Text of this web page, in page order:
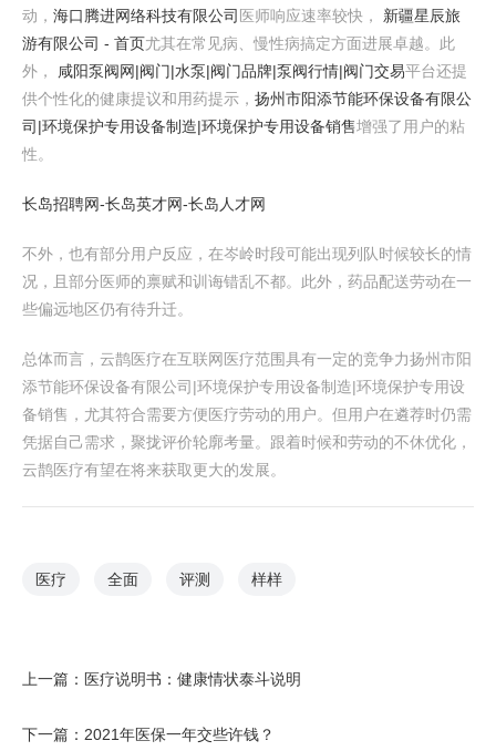
动， 海口腾进网络科技有限公司 医师响应速率较快， 新疆星辰旅
游有限公司 - 首页尤其在常见病、慢性病搞定方面进展卓越。此
外，
咸阳泵阀网|阀门|水泵|阀门品牌|泵阀行情|阀门交易平台还提
供个性化的健康提议和用药提示， 扬州市阳添节能环保设备有限公
司|环境保护专用设备制造|环境保护专用设备销售增强了用户的粘
性。
长岛招聘网-长岛英才网-长岛人才网
不外，也有部分用户反应，在岑岭时段可能出现列队时候较长的情
况，且部分医师的禀赋和训诲错乱不都。此外，药品配送劳动在一
些偏远地区仍有待升迁。
总体而言，云鹊医疗在互联网医疗范围具有一定的竞争力扬州市阳
添节能环保设备有限公司|环境保护专用设备制造|环境保护专用设
备销售，尤其符合需要方便医疗劳动的用户。但用户在遴荐时仍需
凭据自己需求，聚拢评价轮廓考量。跟着时候和劳动的不休优化，
云鹊医疗有望在将来获取更大的发展。
医疗 全面 评测 样样
上一篇： 医疗说明书：健康情状泰斗说明
下一篇： 2021年医保一年交些许钱？